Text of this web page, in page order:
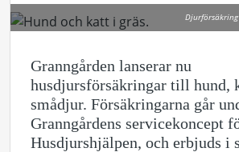
Granngården lanserar nu
husdjursförsäkringar till hund,
smådjur. Försäkringarna går
Granngårdens servicekoncept
Husdjurshjälpen, och erbjuds i